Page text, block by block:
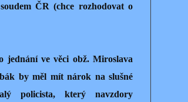
ČR (chce rozhodovat o
jednání ve věci obž. Miroslava
by měl mít nárok na slušné
policista, který navzdory